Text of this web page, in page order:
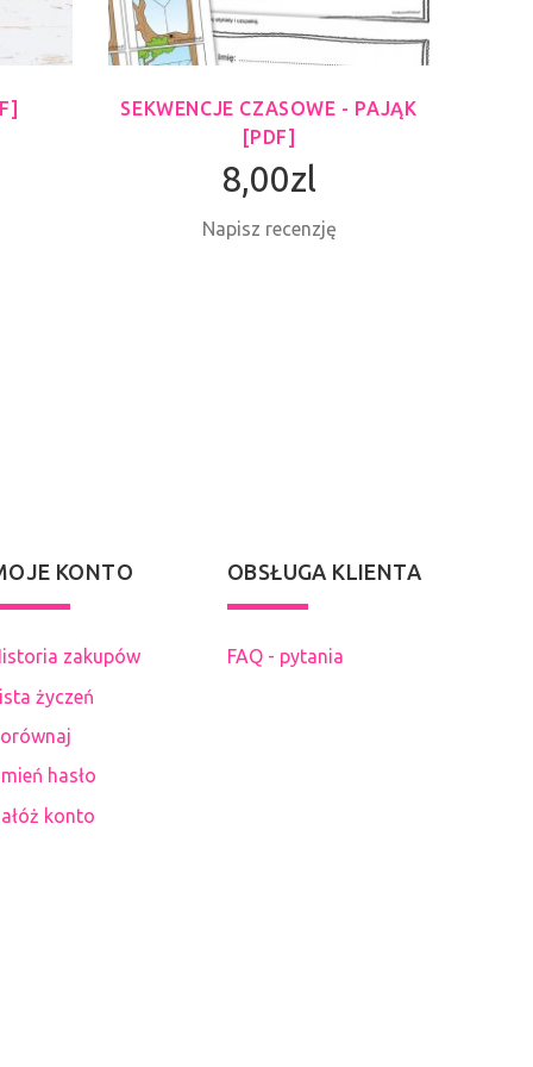
SEKWENCJE CZASOWE - PAJĄK
[PDF]
8,00zl
Napisz recenzję
KONTO
zakupów
życzeń
hasło
konto
OBSŁUGA KLIENTA
FAQ - pytania